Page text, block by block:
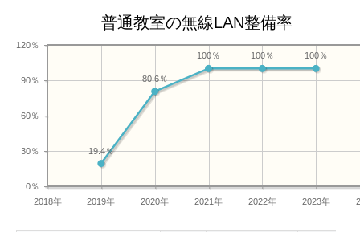
普通教室の無線LAN整備率
2018年 2019年 2020年 2021年 2022年 2023年
0％
30％
60％
90％
120％
100％
100％
100％
80.6％
19.4％